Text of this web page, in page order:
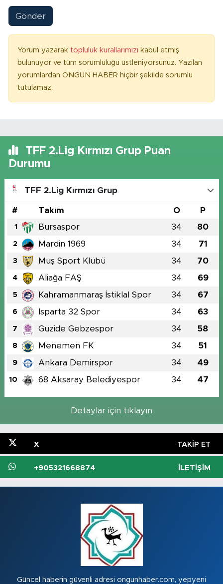
Gönder
Yorum yazarak topluluk kurallarımızı kabul etmiş
bulunuyor ve tüm sorumluluğu üstleniyorsunuz. Yazılan
yorumlardan ONGUN HABER hiçbir şekilde sorumlu
tutulamaz.
TFF 2.Lig Kırmızı Grup Puan
Durumu
TFF 2.Lig Kırmızı Grup
# Takım O P
1 Bursaspor 34 80
2 Mardin 1969 34 71
3 Muş Sport Klübü 34 70
4 Aliağa FAŞ 34 69
5 Kahramanmaraş İstiklal Spor 34 67
6 Isparta 32 Spor 34 63
7 Güzide Gebzespor 34 58
8 Menemen FK 34 51
9 Ankara Demirspor 34 49
10 68 Aksaray Belediyespor 34 47
Detaylar için tıklayın
X TAKIP ET
+905321668874 İLETIŞIM
Güncel haberin güvenli adresi ongunhaber.com, yepyeni